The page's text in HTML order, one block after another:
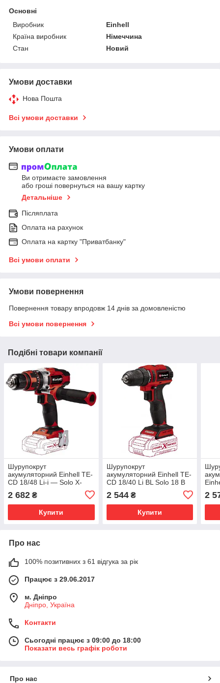
Основні
Виробник
Einhell
Країна виробник
Німеччина
Стан
Новий
Умови доставки
Нова Пошта
Всі умови доставки
Умови оплати
Ви отримаєте замовлення
або гроші повернуться на вашу картку
Детальніше
Післяплата
Оплата на рахунок
Оплата на картку "Приватбанку"
Всі умови оплати
Умови повернення
Повернення товару впродовж 14 днів за домовленістю
Всі умови повернення
Подібні товари компанії
Шурупокрут
акумуляторний Einhell TE-
CD 18/48 Li-i — Solo X-
2 682 ₴
Купити
Шурупокрут
акумуляторний Einhell TE-
CD 18/40 Li BL Solo 18 В
2 544₴
Купити
2
Про нас
100% позитивних з 61 відгука за рік
Працює з 29.06.2017
м. Дніпро
Дніпро, Україна
Контакти
Сьогодні працює з 09:00 до 18:00
Показати весь графік роботи
Про нас